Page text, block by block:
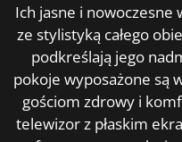
Ich jasne i nowoczesne
ze stylistyką całego
podkreślają jego
pokoje wyposażone są
gościom zdrowy i
telewizor z płaskim